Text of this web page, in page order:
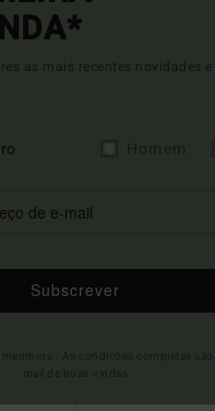
as mais recentes novidades
Subscrever